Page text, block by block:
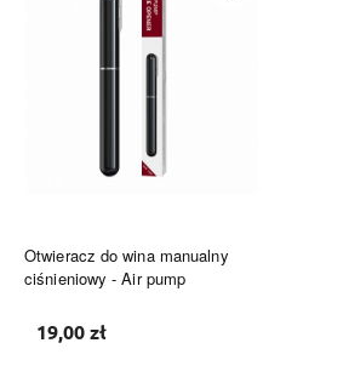
Otwieracz do wina manualny
ciśnieniowy - Air pump
19,00 zł